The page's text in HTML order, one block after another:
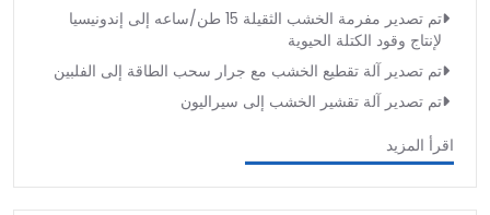
تم تصدير مفرمة الخشب الثقيلة 15 طن/ساعه إلى إندونيسيا
لإنتاج وقود الكتلة الحيوية
تم تصدير آلة تقطيع الخشب مع جرار سحب الطاقة إلى الفلبين
تم تصدير آلة تقشير الخشب إلى سيراليون
اقرأ المزيد